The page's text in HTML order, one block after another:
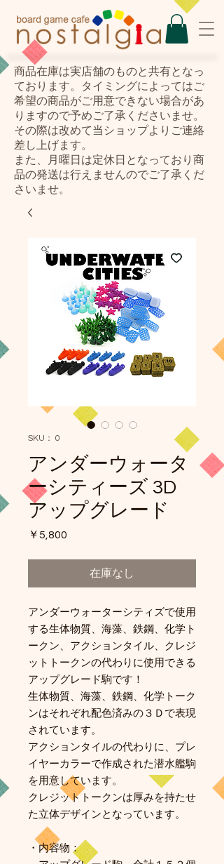
​商品在庫は実店舗のものと共有となっ
ております。タイミングによってはご
希望の商品がご用意できない場合があ
りますので予めご了承くださいませ。
その際は改めて当ショップよりご連絡
差し上げます。
また、月曜日は定休日となっており商
品の発送は行えませんのでご了承くだ
さいませ。
SKU： 0
アンダーウォータ
ーシティーズ 3D
アップグレード
￥5,800
在庫なし
アンダーウォーターシティズで使用
する生体物質、海藻、鉄鋼、化学ト
ークン、アクションタイル、クレジ
ットトークンの代わりに使用できる
アップグレード駒です！
生体物質、海藻、鉄鋼、化学トーク
ンはそれぞれ配色済みの３Ｄで表現
されています。
アクションタイルの代わりに、プレ
イヤーカラーで作成された潜水艦駒
を用意しています。
クレジットトークンは厚みを持たせ
た立体デザインとなっています。
・内容物：